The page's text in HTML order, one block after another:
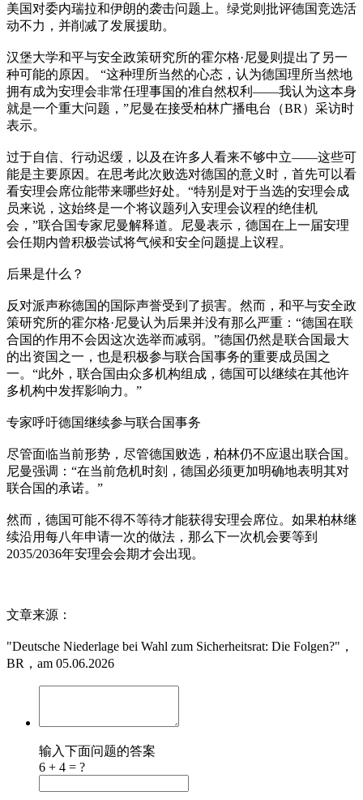
美国对委内瑞拉和伊朗的袭击问题上。绿党则批评德国竞选活
动不力，并削减了发展援助。
汉堡大学和平与安全政策研究所的霍尔格·尼曼则提出了另一
种可能的原因。 “这种理所当然的心态，认为德国理所当然地
拥有成为安理会非常任理事国的准自然权利——我认为这本身
就是一个重大问题，”尼曼在接受柏林广播电台（BR）采访时
表示。
过于自信、行动迟缓，以及在许多人看来不够中立——这些可
能是主要原因。在思考此次败选对德国的意义时，首先可以看
看安理会席位能带来哪些好处。“特别是对于当选的安理会成
员来说，这始终是一个将议题列入安理会议程的绝佳机
会，”联合国专家尼曼解释道。尼曼表示，德国在上一届安理
会任期内曾积极尝试将气候和安全问题提上议程。
后果是什么？
反对派声称德国的国际声誉受到了损害。然而，和平与安全政
策研究所的霍尔格·尼曼认为后果并没有那么严重：“德国在联
合国的作用不会因这次选举而减弱。”德国仍然是联合国最大
的出资国之一，也是积极参与联合国事务的重要成员国之
一。“此外，联合国由众多机构组成，德国可以继续在其他许
多机构中发挥影响力。”
专家呼吁德国继续参与联合国事务
尽管面临当前形势，尽管德国败选，柏林仍不应退出联合国。
尼曼强调：“在当前危机时刻，德国必须更加明确地表明其对
联合国的承诺。”
然而，德国可能不得不等待才能获得安理会席位。如果柏林继
续沿用每八年申请一次的做法，那么下一次机会要等到
2035/2036年安理会会期才会出现。
文章来源：
"Deutsche Niederlage bei Wahl zum Sicherheitsrat: Die Folgen?"，
BR，am 05.06.2026
输入下面问题的答案
6 + 4 = ?